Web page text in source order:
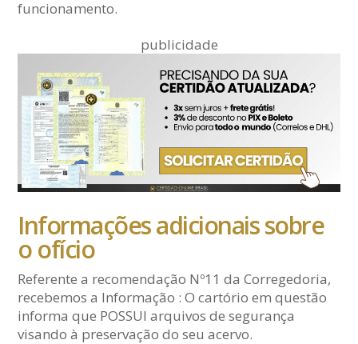
funcionamento.
publicidade
Informações adicionais sobre
o ofício
Referente a recomendação Nº11 da Corregedoria,
recebemos a Informação : O cartório em questão
informa que POSSUI arquivos de segurança
visando à preservação do seu acervo.